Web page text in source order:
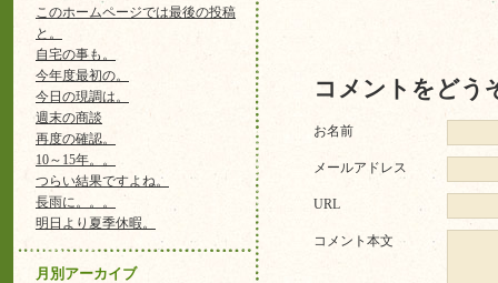
このホームページでは最後の投稿
と。
自宅の事も。
今年度最初の。
今日の現調は。
週末の商談
再度の確認。
10～15年。。
つらい結果ですよね。
長雨に。。。
明日より夏季休暇。
月別アーカイブ
コメントをどう
お名前
メールアドレス
URL
コメント本文